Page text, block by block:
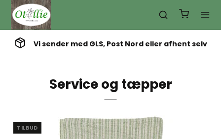
Vi sender med GLS, Post Nord eller afhent selv
Service og tæpper
TILBUD